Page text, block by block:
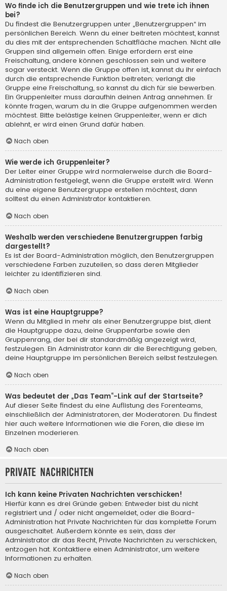
Wo finde ich die Benutzergruppen und wie trete ich ihnen
bei?
Du findest die Benutzergruppen unter „Benutzergruppen“ im
persönlichen Bereich. Wenn du einer beitreten möchtest, kannst
du dies mit der entsprechenden Schaltfläche machen. Nicht alle
Gruppen sind allgemein offen. Einige erfordern erst eine
Freischaltung, andere können geschlossen sein und weitere
sogar versteckt. Wenn die Gruppe offen ist, kannst du ihr einfach
durch die entsprechende Funktion beitreten; verlangt die
Gruppe eine Freischaltung, so kannst du dich für sie bewerben.
Ein Gruppenleiter muss daraufhin deinen Antrag annehmen. Er
könnte fragen, warum du in die Gruppe aufgenommen werden
möchtest. Bitte belästige keinen Gruppenleiter, wenn er dich
ablehnt, er wird einen Grund dafür haben.
Nach oben
Wie werde ich Gruppenleiter?
Der Leiter einer Gruppe wird normalerweise durch die Board-
Administration festgelegt, wenn die Gruppe erstellt wird. Wenn
du eine eigene Benutzergruppe erstellen möchtest, dann
solltest du einen Administrator kontaktieren.
Nach oben
Weshalb werden verschiedene Benutzergruppen farbig
dargestellt?
Es ist der Board-Administration möglich, den Benutzergruppen
verschiedene Farben zuzuteilen, so dass deren Mitglieder
leichter zu identifizieren sind.
Nach oben
Was ist eine Hauptgruppe?
Wenn du Mitglied in mehr als einer Benutzergruppe bist, dient
die Hauptgruppe dazu, deine Gruppenfarbe sowie den
Gruppenrang, der bei dir standardmäßig angezeigt wird,
festzulegen. Ein Administrator kann dir die Berechtigung geben,
deine Hauptgruppe im persönlichen Bereich selbst festzulegen.
Nach oben
Was bedeutet der „Das Team“-Link auf der Startseite?
Auf dieser Seite findest du eine Auflistung des Forenteams,
einschließlich der Administratoren, der Moderatoren. Du findest
hier auch weitere Informationen wie die Foren, die diese im
Einzelnen moderieren.
Nach oben
Private Nachrichten
Ich kann keine Privaten Nachrichten verschicken!
Hierfür kann es drei Gründe geben: Entweder bist du nicht
registriert und / oder nicht angemeldet, oder die Board-
Administration hat Private Nachrichten für das komplette Forum
ausgeschaltet. Außerdem könnte es sein, dass der
Administrator dir das Recht, Private Nachrichten zu verschicken,
entzogen hat. Kontaktiere einen Administrator, um weitere
Informationen zu erhalten.
Nach oben